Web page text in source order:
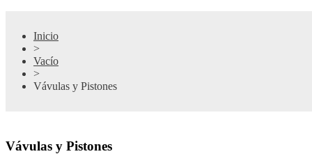
Inicio
>
Vacío
>
Vávulas y Pistones
Vávulas y Pistones